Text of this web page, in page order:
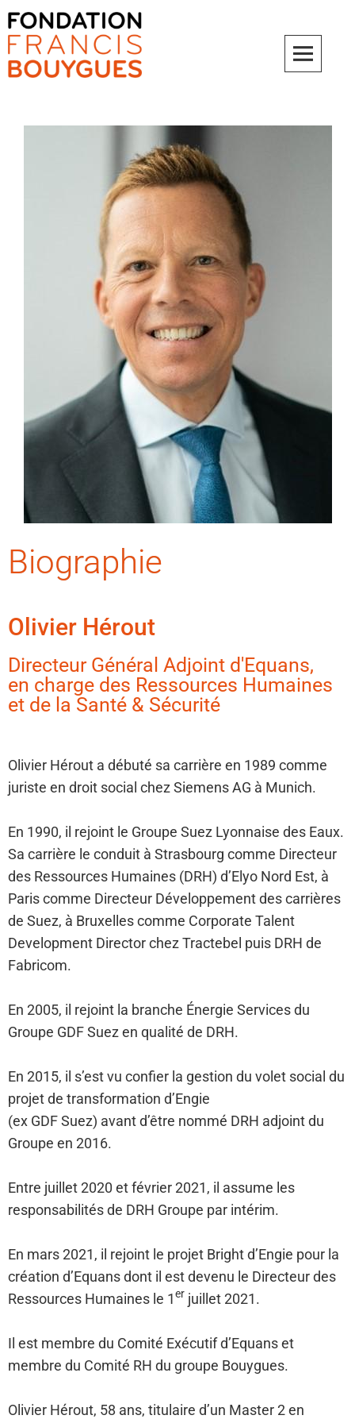
Biographie
Olivier Hérout
Directeur Général Adjoint d'Equans,
en charge des Ressources Humaines
et de la Santé & Sécurité
Olivier Hérout a débuté sa carrière en 1989 comme
juriste en droit social chez Siemens AG à Munich.
En 1990, il rejoint le Groupe Suez Lyonnaise des Eaux.
Sa carrière le conduit à Strasbourg comme Directeur
des Ressources Humaines (DRH) d’Elyo Nord Est, à
Paris comme Directeur Développement des carrières
de Suez, à Bruxelles comme Corporate Talent
Development Director chez Tractebel puis DRH de
Fabricom.
En 2005, il rejoint la branche Énergie Services du
Groupe GDF Suez en qualité de DRH.
En 2015, il s’est vu confier la gestion du volet social du
projet de transformation d’Engie
(ex GDF Suez) avant d’être nommé DRH adjoint du
Groupe en 2016.
Entre juillet 2020 et février 2021, il assume les
responsabilités de DRH Groupe par intérim.
En mars 2021, il rejoint le projet Bright d’Engie pour la
création d’Equans dont il est devenu le Directeur des
Ressources Humaines le 1er juillet 2021.
Il est membre du Comité Exécutif d’Equans et
membre du Comité RH du groupe Bouygues.
Olivier Hérout, 58 ans, titulaire d’un Master 2 en